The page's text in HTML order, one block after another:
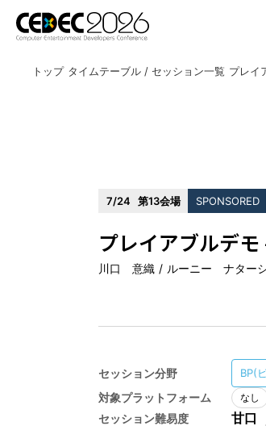
トップ タイムテーブル / セッション一覧
7/24 第13会場 SPONSORED
プレイアブルデ
川口 意織 ルーニー ナター
セッション分野 BP(
対象プラットフォーム なし
セッション難易度